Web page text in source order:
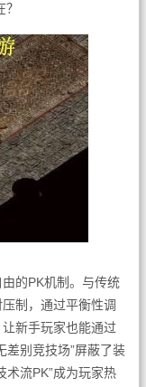
的PK机制。与传统
制，通过平衡性调
新手玩家也能通过
差别竞技场”屏蔽了装
术流PK”成为玩家热